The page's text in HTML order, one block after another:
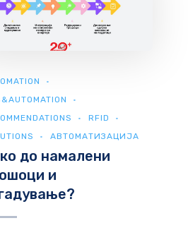
RFID
АВТОМАТИЗАЦИЈА
до намалени
и